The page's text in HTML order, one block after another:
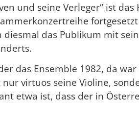
und seine Verleger“ ist
diesmal das Publikum mit
das Ensemble 1982, da
virtuos seine Violine,
etwa ist, dass der in